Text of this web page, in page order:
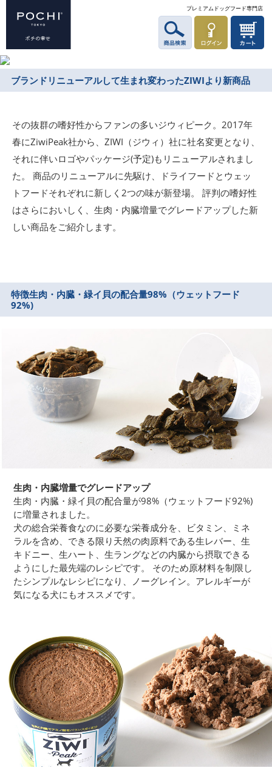
プレミアムドッグフード専門店
ブランドリニューアルして生まれ変わったZIWIより新商品
その抜群の嗜好性からファンの多いジウィピーク。2017年
春にZiwiPeak社から、ZIWI（ジウィ）社に社名変更となり、
それに伴いロゴやパッケージ(予定)もリニューアルされまし
た。 商品のリニューアルに先駆け、ドライフードとウェッ
トフードそれぞれに新しく2つの味が新登場。 評判の嗜好性
はさらにおいしく、生肉・内臓増量でグレードアップした新
しい商品をご紹介します。
特徴生肉・内臓・緑イ貝の配合量98%（ウェットフード
92%)
生肉・内臓増量でグレードアップ
生肉・内臓・緑イ貝の配合量が98%（ウェットフード92%)
に増量されました。
犬の総合栄養食なのに必要な栄養成分を、ビタミン、ミネ
ラルを含め、できる限り天然の肉原料である生レバー、生
キドニー、生ハート、生ラングなどの内臓から摂取できる
ようにした最先端のレシピです。 そのため原材料を制限し
たシンプルなレシピになり、ノーグレイン。アレルギーが
気になる犬にもオススメです。